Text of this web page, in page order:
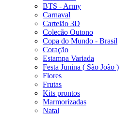
BTS - Army
Carnaval
Cartelão 3D
Colecão Outono
Copa do Mundo - Brasil
Coração
Estampa Variada
Festa Junina ( São João )
Flores
Frutas
Kits prontos
Marmorizadas
Natal